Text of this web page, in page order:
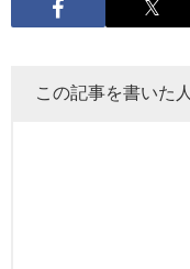
この記事を書いた人